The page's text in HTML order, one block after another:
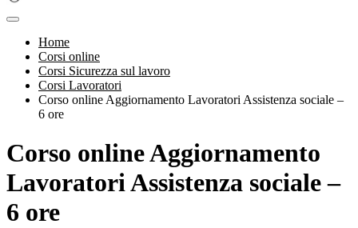
Home
Corsi online
Corsi Sicurezza sul lavoro
Corsi Lavoratori
Corso online Aggiornamento Lavoratori Assistenza sociale –
6 ore
Corso online Aggiornamento
Lavoratori Assistenza sociale –
6 ore